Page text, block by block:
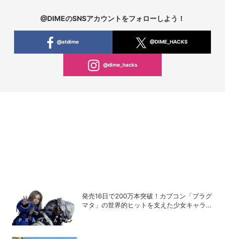
@DIMEのSNSアカウントをフォローしよう！
@atdime @DIME_HACKS
@dime_hacks
発売16日で200万本突破！カプコン「プラグ
マタ」の世界的ヒットを支えた少女キャラの